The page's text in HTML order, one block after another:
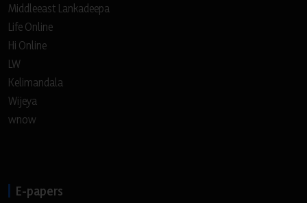
Middleeast Lankadeepa
Life Online
Hi Online
LW
Kelimandala
Wijeya
wnow
E-papers